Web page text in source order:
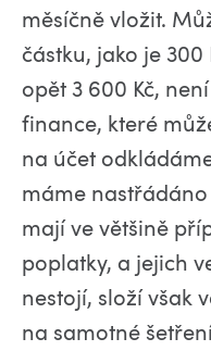
měsíčně vložit.
částku, jako je
opět 3 600 Kč,
finance, které
na účet
máme nastřádáno
mají ve většině
poplatky, a jejich
nestojí, složí však
na samotné